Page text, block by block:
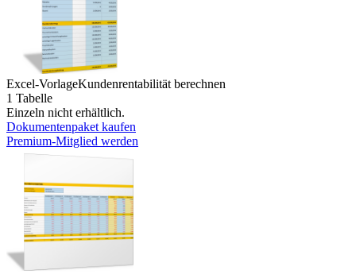
Excel-VorlageKundenrentabilität berechnen
1 Tabelle
Einzeln nicht erhältlich.
Dokumentenpaket kaufen
Premium-Mitglied werden